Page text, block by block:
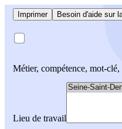
Imprimer Besoin d'aide sur
Métier, compétence, mot-
Lieu de travail